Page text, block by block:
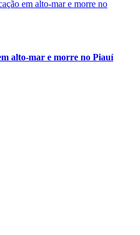
alto-mar e morre no Piauí